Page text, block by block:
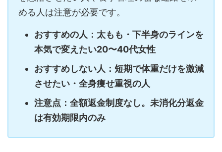
める人は注意が必要です。
おすすめの人：太もも・下半身のラインを
本気で変えたい20〜40代女性
おすすめしない人：短期で体重だけを激減
させたい・全身痩せ重視の人
注意点：全額返金制度なし。未消化分返金
は有効期限内のみ